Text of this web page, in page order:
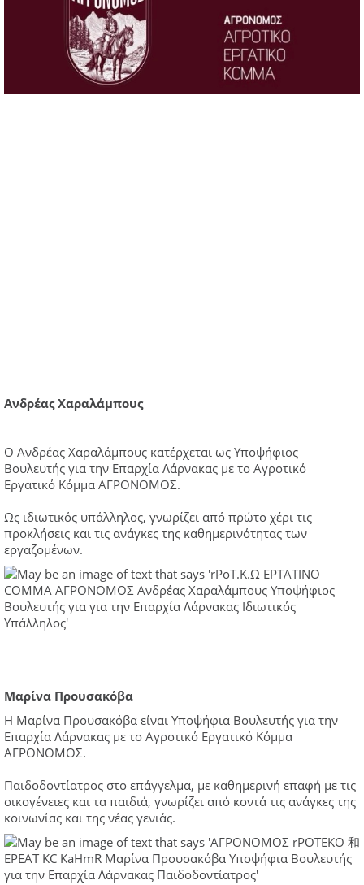
Ανδρέας Χαραλάμπους
Ο Ανδρέας Χαραλάμπους κατέρχεται ως Υποψήφιος
Βουλευτής για την Επαρχία Λάρνακας με το Αγροτικό
Εργατικό Κόμμα ΑΓΡΟΝΟΜΟΣ.
Ως ιδιωτικός υπάλληλος, γνωρίζει από πρώτο χέρι τις
προκλήσεις και τις ανάγκες της καθημερινότητας των
εργαζομένων.
Μαρίνα Προυσακόβα
Η Μαρίνα Προυσακόβα είναι Υποψήφια Βουλευτής για την
Επαρχία Λάρνακας με το Αγροτικό Εργατικό Κόμμα
ΑΓΡΟΝΟΜΟΣ.
Παιδοδοντίατρος στο επάγγελμα, με καθημερινή επαφή με τις
οικογένειες και τα παιδιά, γνωρίζει από κοντά τις ανάγκες της
κοινωνίας και της νέας γενιάς.